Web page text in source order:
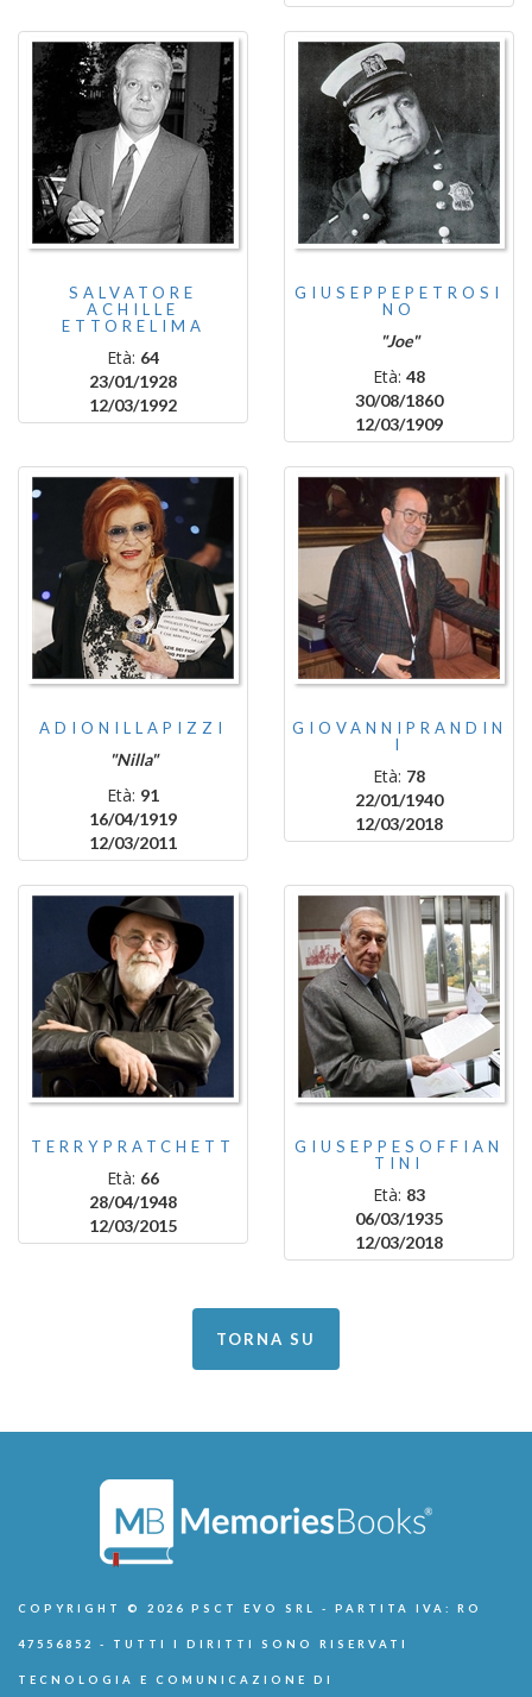
SALVATORE
ACHILLE
ETTORELIMA
Età: 64
23/01/1928
12/03/1992
GIUSEPPEPETROSI
NO
"Joe"
Età: 48
30/08/1860
12/03/1909
ADIONILLAPIZZI
"Nilla"
Età: 91
16/04/1919
12/03/2011
GIOVANNIPRANDIN
I
Età: 78
22/01/1940
12/03/2018
TERRYPRATCHETT
Età: 66
28/04/1948
12/03/2015
GIUSEPPESOFFIAN
TINI
Età: 83
06/03/1935
12/03/2018
TORNA SU
COPYRIGHT © 2026 PSCT EVO SRL - PARTITA IVA: RO
47556852 - TUTTI I DIRITTI SONO RISERVATI
TECNOLOGIA E COMUNICAZIONE DI